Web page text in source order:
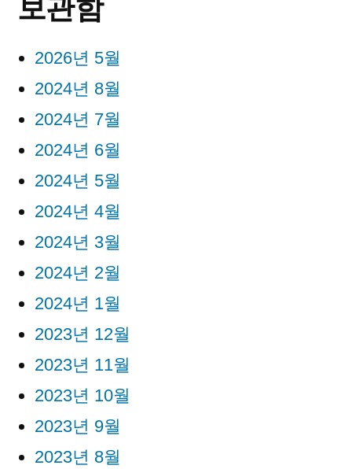
보관함
2026년 5월
2024년 8월
2024년 7월
2024년 6월
2024년 5월
2024년 4월
2024년 3월
2024년 2월
2024년 1월
2023년 12월
2023년 11월
2023년 10월
2023년 9월
2023년 8월